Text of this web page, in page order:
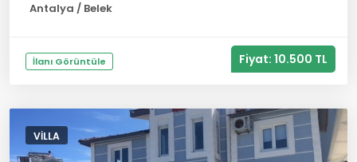
Antalya / Belek
İlanı Görüntüle Fiyat: 10.500 TL
VILLA